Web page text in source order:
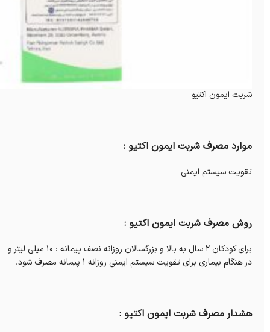
شربت ایمون اکتیو
موارد مصرف شربت ایمون اکتیو :
تقویت سیستم ایمنی
روش مصرف شربت ایمون اکتیو :
برای کودکان 2 سال به بالا و بزرگسالان روزانه نصف پیمانه : 10 میلی لیتر و
در هنگام بیماری برای تقویت سیستم ایمنی روزانه 1 پیمانه مصرف شود.
هشدار مصرف شربت ایمون اکتیو :